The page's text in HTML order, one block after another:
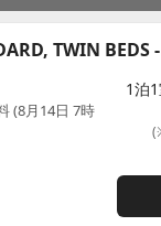
TWIN
(8月14日 7時
1泊